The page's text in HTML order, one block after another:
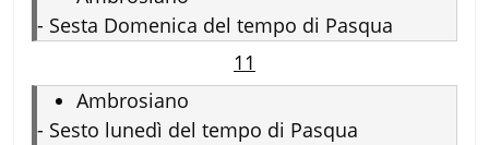
- Sesta Domenica del tempo di Pasqua
11
Ambrosiano
- Sesto lunedì del tempo di Pasqua